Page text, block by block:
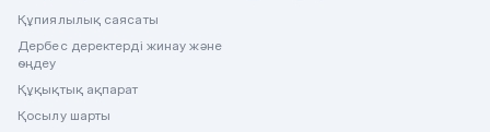
Құпиялылық саясаты
Дербес деректерді жинау және
өңдеу
Құқықтық ақпарат
Қосылу шарты